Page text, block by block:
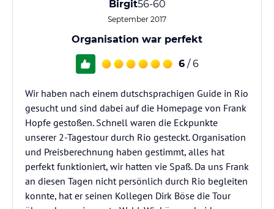
Birgit56-60
September 2017
Organisation war perfekt
6 / 6
Wir haben nach einem dutschsprachigen Guide in Rio
gesucht und sind dabei auf die Homepage von Frank
Hopfe gestoßen. Schnell waren die Eckpunkte
unserer 2-Tagestour durch Rio gesteckt. Organisation
und Preisberechnung haben gestimmt, alles hat
perfekt funktioniert, wir hatten vie Spaß. Da uns Frank
an diesen Tagen nicht persönlich durch Rio begleiten
konnte, hat er seinen Kollegen Dirk Böse die Tour